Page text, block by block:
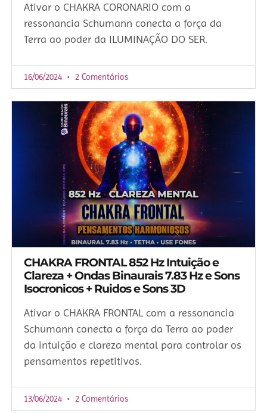
Ativar o CHAKRA CORONARIO com a
ressonancia Schumann conecta a força da
Terra ao poder da ILUMINAÇÃO DO SER.
16/06/2024 2 Comentários
CHAKRA FRONTAL 852 Hz Intuição e
Clareza + Ondas Binaurais 7.83 Hz e Sons
Isocronicos + Ruidos e Sons 3D
Ativar o CHAKRA FRONTAL com a ressonancia
Schumann conecta a força da Terra ao poder
da intuição e clareza mental para controlar os
pensamentos repetitivos.
13/06/2024 2 Comentários